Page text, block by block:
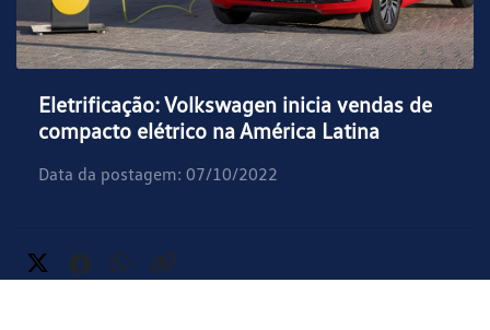
Eletrificação: Volkswagen inicia vendas de
compacto elétrico na América Latina
Data da postagem: 07/10/2022